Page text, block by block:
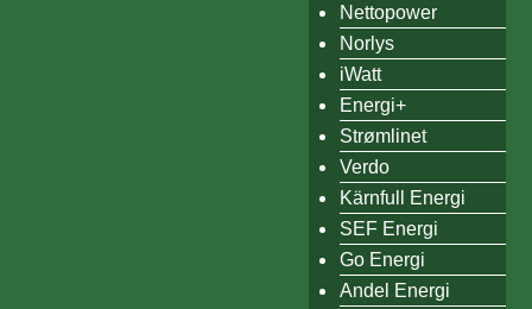
Nettopower
Norlys
iWatt
Energi+
Strømlinet
Verdo
Kärnfull Energi
SEF Energi
Go Energi
Andel Energi